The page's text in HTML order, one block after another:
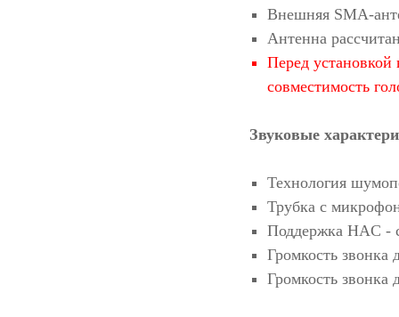
Внешняя SMA-
Антенна
Перед установкой
совместимость
Звуковые
Технология
Трубка с
Поддержка HAC -
Громкость
Громкость